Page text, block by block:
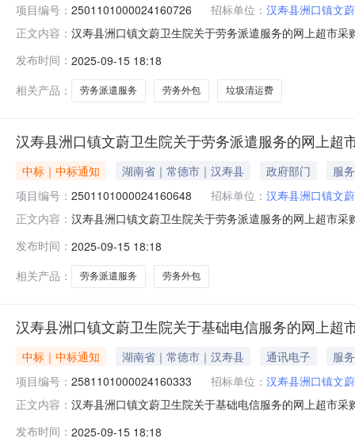
项目编号： 2501101000024160726 招标单位： 汉寿县洲口镇文
正文内容： 汉寿县洲口镇文蔚卫生院关于劳务派遣服务的网上超市
政区划名称:湖南省常德市汉寿县报价起止时间:-二、采
发布时间： 2025-09-15 18:18
相关产品：
劳务派遣服务 劳务外包 垃圾清运费
汉寿县洲口镇文蔚卫生院关于劳务派遣服务的网上超
中标｜中标通知 湖南省｜常德市｜汉寿县 政府部门
服务
项目编号： 2501101000024160648 招标单位： 汉寿县洲口镇文
正文内容： 汉寿县洲口镇文蔚卫生院关于劳务派遣服务的网上超市
政区划名称:湖南省常德市汉寿县报价起止时间:-二、采
发布时间： 2025-09-15 18:18
相关产品：
劳务派遣服务 劳务外包
汉寿县洲口镇文蔚卫生院关于基础电信服务的网上超
中标｜中标通知 湖南省｜常德市｜汉寿县 通讯电子
服务
项目编号： 2581101000024160333 招标单位： 汉寿县洲口镇文
正文内容： 汉寿县洲口镇文蔚卫生院关于基础电信服务的网上超市
政区划名称:湖南省常德市汉寿县报价起止时间:-二、采
发布时间： 2025-09-15 18:18